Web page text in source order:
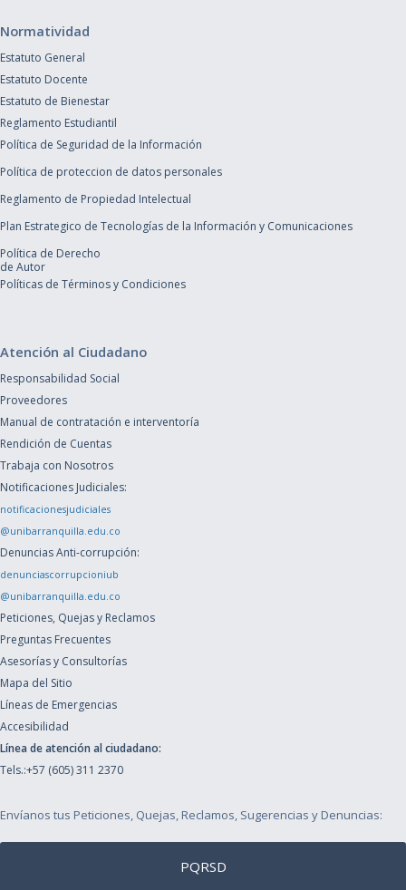
Normatividad
Estatuto General
Estatuto Docente
Estatuto de Bienestar
Reglamento Estudiantil
Política de Seguridad de la Información
Política de proteccion de datos personales
Reglamento de Propiedad Intelectual
Plan Estrategico de Tecnologías de la Información y Comunicaciones
Política de Derecho
de Autor
Políticas de Términos y Condiciones
Atención al Ciudadano
Responsabilidad Social
Proveedores
Manual de contratación e interventoría
Rendición de Cuentas
Trabaja con Nosotros
Notificaciones Judiciales:
notificacionesjudiciales
@unibarranquilla.edu.co
Denuncias Anti-corrupción:
denunciascorrupcioniub
@unibarranquilla.edu.co
Peticiones, Quejas y Reclamos
Preguntas Frecuentes
Asesorías y Consultorías
Mapa del Sitio
Líneas de Emergencias
Accesibilidad
Línea de atención al ciudadano:
Tels.:+57 (605) 311 2370
Envíanos tus Peticiones, Quejas, Reclamos, Sugerencias y Denuncias:
PQRSD